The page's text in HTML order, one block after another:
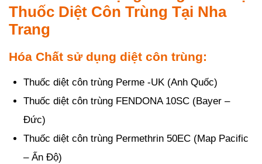
Thuốc Diệt Côn Trùng Tại Nha
Trang
Hóa Chất sử dụng diệt côn trùng:
Thuốc diệt côn trùng Perme -UK (Anh Quốc)
Thuốc diệt côn trùng FENDONA 10SC (Bayer –
Đức)
Thuốc diệt côn trùng Permethrin 50EC (Map Pacific
– Ấn Độ)